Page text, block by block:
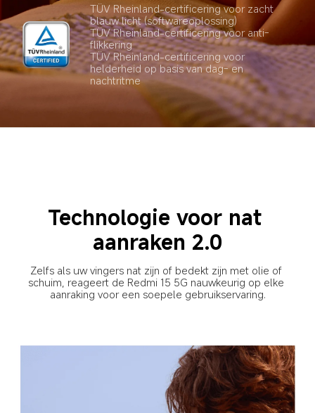
TÜV Rheinland-certificering voor zacht
blauw licht (softwareoplossing)
TÜV Rheinland-certificering voor anti-
flikkering
TÜV Rheinland-certificering voor
helderheid op basis van dag- en
nachtritme
Technologie voor nat
aanraken 2.0
Zelfs als uw vingers nat zijn of bedekt zijn met olie of
schuim, reageert de Redmi 15 5G nauwkeurig op elke
aanraking voor een soepele gebruikservaring.